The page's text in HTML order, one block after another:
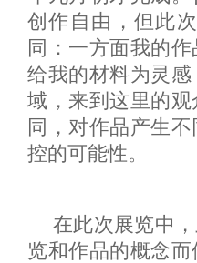
创作自由，但此
同：一方面我的
给我的材料为灵
域，来到这里的
同，对作品产生
控的可能性。
在此次展览中
览和作品的概念